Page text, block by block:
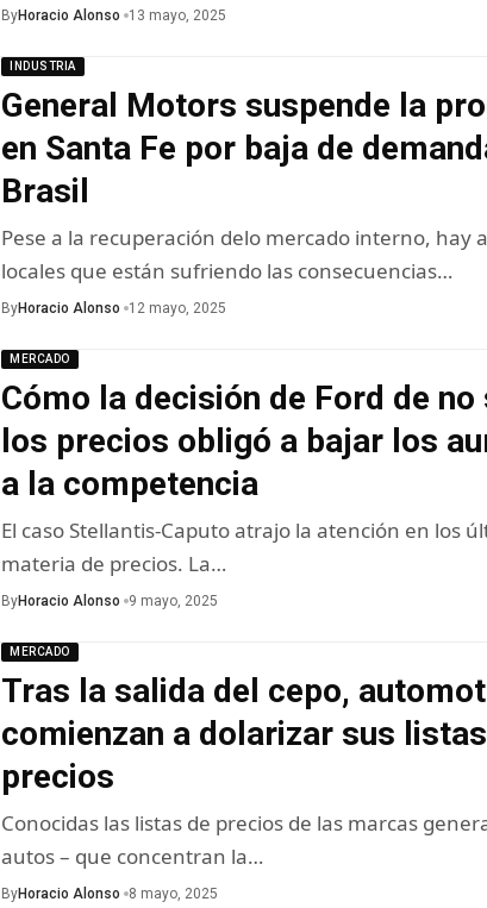
ByHoracio Alonso 13 mayo, 2025
INDUSTRIA
General Motors suspende la
en Santa Fe por baja de
Brasil
Pese a la recuperación delo mercado interno, hay
locales que están sufriendo las consecuencias…
ByHoracio Alonso 12 mayo, 2025
MERCADO
Cómo la decisión de Ford de no
los precios obligó a bajar los
a la competencia
El caso Stellantis-Caputo atrajo la atención en los
materia de precios. La…
ByHoracio Alonso 9 mayo, 2025
MERCADO
Tras la salida del cepo,
comienzan a dolarizar sus
precios
Conocidas las listas de precios de las marcas
autos – que concentran la…
ByHoracio Alonso 8 mayo, 2025